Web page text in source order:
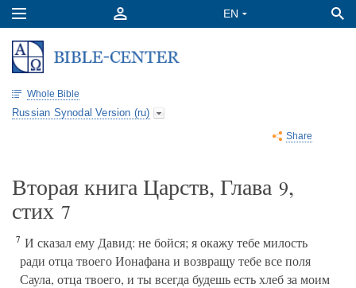
Whole Bible
Russian Synodal Version (ru)
Share
Вторая книга Царств, Глава 9,
стих 7
7 И сказал ему Давид: не бойся; я окажу тебе милость
ради отца твоего Ионафана и возвращу тебе все поля
Саула, отца твоего, и ты всегда будешь есть хлеб за моим